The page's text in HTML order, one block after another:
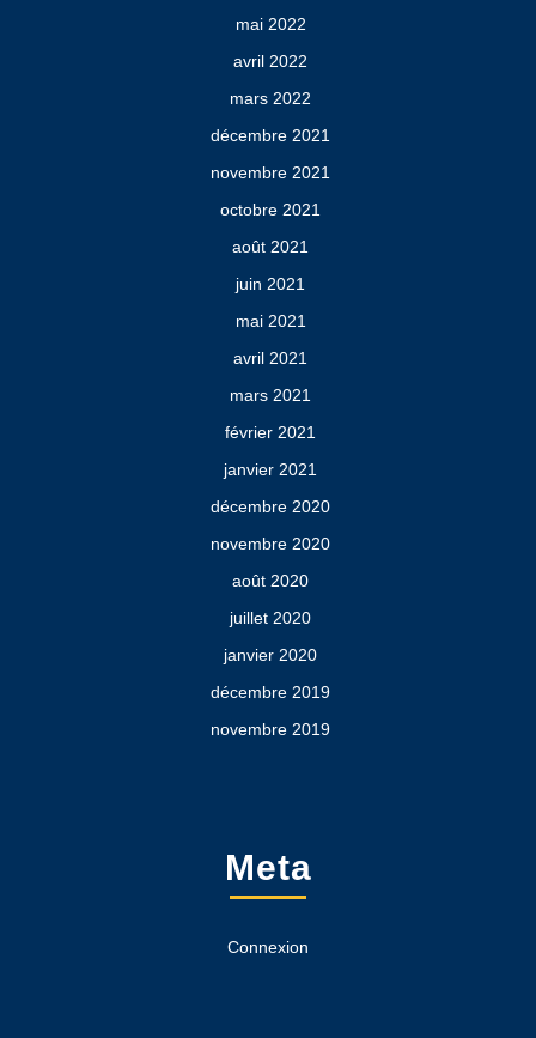
mai 2022
avril 2022
mars 2022
décembre 2021
novembre 2021
octobre 2021
août 2021
juin 2021
mai 2021
avril 2021
mars 2021
février 2021
janvier 2021
décembre 2020
novembre 2020
août 2020
juillet 2020
janvier 2020
décembre 2019
novembre 2019
Meta
Connexion